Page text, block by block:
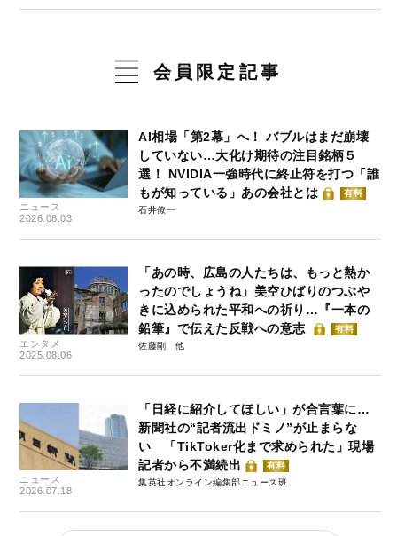
会員限定記事
ニュース
2026.08.03
AI相場「第2幕」へ！ バブルはまだ崩壊
していない…大化け期待の注目銘柄５
選！ NVIDIA一強時代に終止符を打つ「誰
もが知っている」あの会社とは
有料
石井僚一
エンタメ
2025.08.06
「あの時、広島の人たちは、もっと熱か
ったのでしょうね」美空ひばりのつぶや
きに込められた平和への祈り…『一本の
鉛筆』で伝えた反戦への意志
有料
佐藤剛
ニュース
2026.07.18
「日経に紹介してほしい」が合言葉に…
新聞社の“記者流出ドミノ”が止まらな
い 「TikToker化まで求められた」現場
記者から不満続出
有料
集英社オンライン編集部ニュース班